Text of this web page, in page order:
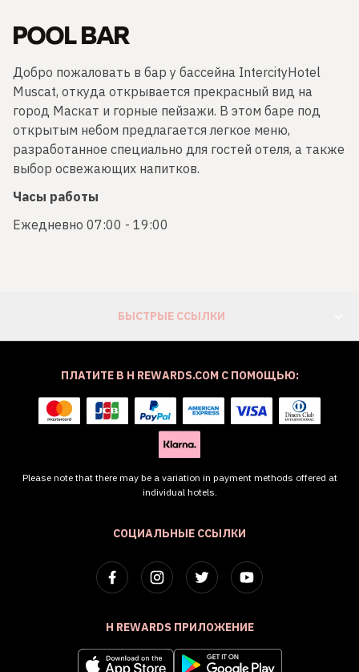
POOL BAR
Добро пожаловать в бар у бассейна IntercityHotel
Muscat, откуда открывается прекрасный вид на
город Маскат и горные пейзажи. В этом баре под
открытым небом предлагается легкое меню,
разработанное специально для гостей отеля, а также
выбор освежающих напитков.
Часы работы
Ежедневно 07:00 - 19:00
БЫСТРЫЕ ССЫЛКИ
СОЦИАЛЬНЫЕ ССЫЛКИ
H REWARDS ПРИЛОЖЕНИЕ
ПЛАТИТЕ В H REWARDS.COM С ПОМОЩЬЮ:
Please note that there may be a variation in payment methods offered at
individual hotels.